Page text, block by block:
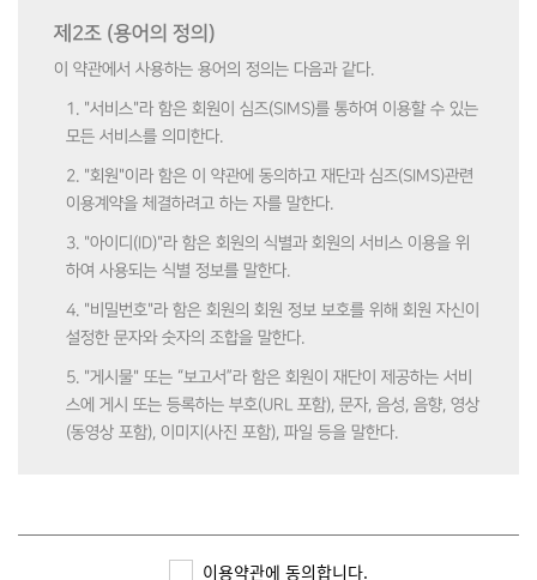
제2조 (용어의 정의)
이 약관에서 사용하는 용어의 정의는 다음과 같다.
1. "서비스"라 함은 회원이 심즈(SIMS)를 통하여 이용할 수 있는
모든 서비스를 의미한다.
2. "회원"이라 함은 이 약관에 동의하고 재단과 심즈(SIMS)관련
이용계약을 체결하려고 하는 자를 말한다.
3. "아이디(ID)"라 함은 회원의 식별과 회원의 서비스 이용을 위
하여 사용되는 식별 정보를 말한다.
4. "비밀번호"라 함은 회원의 회원 정보 보호를 위해 회원 자신이
설정한 문자와 숫자의 조합을 말한다.
5. "게시물" 또는 “보고서”라 함은 회원이 재단이 제공하는 서비
스에 게시 또는 등록하는 부호(URL 포함), 문자, 음성, 음향, 영상
(동영상 포함), 이미지(사진 포함), 파일 등을 말한다.
이용약관에 동의합니다.